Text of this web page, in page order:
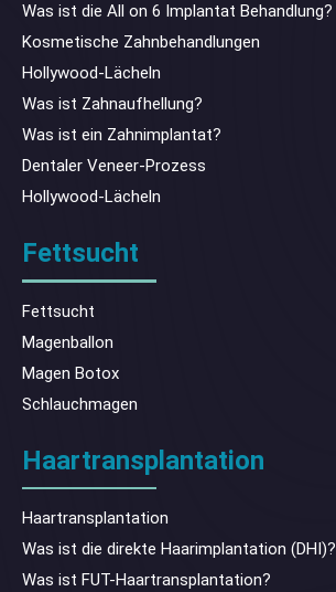
Was ist die All on 6 Implantat Behandlung?
Kosmetische Zahnbehandlungen
Hollywood-Lächeln
Was ist Zahnaufhellung?
Was ist ein Zahnimplantat?
Dentaler Veneer-Prozess
Hollywood-Lächeln
Fettsucht
Fettsucht
Magenballon
Magen Botox
Schlauchmagen
Haartransplantation
Haartransplantation
Was ist die direkte Haarimplantation (DHI)?
Was ist FUT-Haartransplantation?